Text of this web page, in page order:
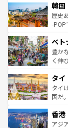
ワイを、
はコ
いる
ビン
い。
参照
ン）
と山
驚き
容に
照し
韓国
歴史
-POP
き、
でき
まで
リテ
覧を
ベト
豊か
く伸
急速
ーチ
醸し
とつ
ひ現
タイ
タイ
国だ
の活
帯で
香港
アジ